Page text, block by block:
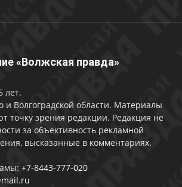
«Волжская правда»
лет.
и Волгоградской области. Материалы
точку зрения редакции. Редакция не
за объективность рекламной
высказанные в комментариях.
+7-8443-777-020